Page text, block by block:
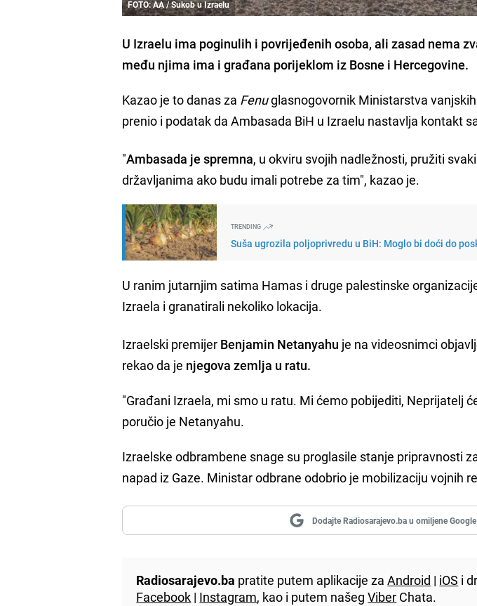
FOTO: AA / Sukob u Izraelu
U Izraelu ima poginulih i povrijeđenih osoba, ali zasad nema
među njima ima i građana porijeklom iz Bosne i Hercegovine.
Kazao je to danas za Fenuglasnogovornik Ministarstva
prenio i podatak da Ambasada BiH u Izraelu nastavlja kontakt
"Ambasada je spremna, u okviru svojih nadležnosti, pružiti
državljanima ako budu imali potrebe za tim", kazao je.
TRENDING
Suša ugrozila poljoprivredu u BiH: Moglo bi doći do
U ranim jutarnjim satima Hamas i druge palestinske
Izraela i granatirali nekoliko lokacija.
Izraelski premijer Benjamin Netanyahu je na videosnimci
rekao da je njegova zemlja u ratu.
"Građani Izraela, mi smo u ratu. Mi ćemo pobijediti, Neprijatelj
poručio je Netanyahu.
Izraelske odbrambene snage su proglasile stanje pripravnosti
napad iz Gaze. Ministar odbrane odobrio je mobilizaciju vojnih
Dodajte Radiosarajevo.ba u omiljene
Radiosarajevo.ba pratite putem aplikacije zaAndroid | iOS i
Facebook | Instagram, kao i putem našegViber Chata.